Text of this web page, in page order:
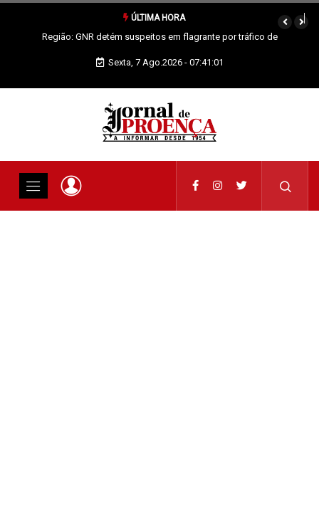
ÚLTIMA HORA
Proença-a-Nova: Paróquia vai celebrar Padroeira
Sexta, 7 Ago.2026 - 07:41:01